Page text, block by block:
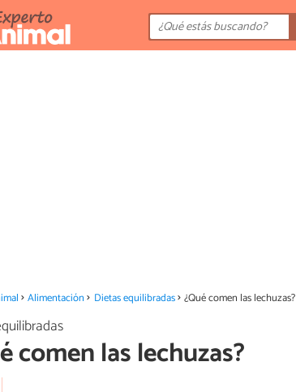
Alimentación Dietas equilibradas ¿Qué comen las lechuzas?
comen las lechuzas?